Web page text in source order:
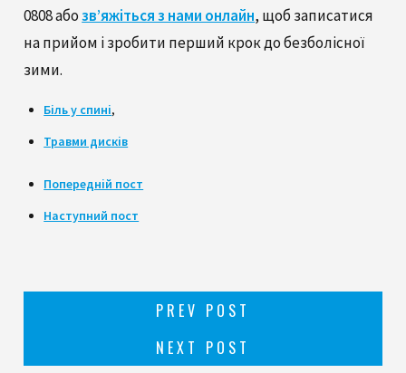
0808абозв’яжіться з нами онлайн, щоб записатися
на прийом і зробити перший крок до безболісної
зими.
Біль у спині,
Травми дисків
Попередній пост
Наступний пост
PREV POST
NEXT POST